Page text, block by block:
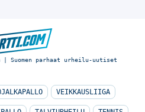
Suomen parhaat urheilu-uutiset
VEIKKAUSLIIGA